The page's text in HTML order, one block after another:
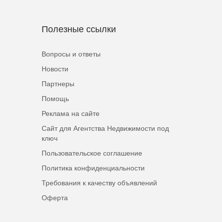
Полезные ссылки
Вопросы и ответы
Новости
Партнеры
Помощь
Реклама на сайте
Сайт для Агентства Недвижимости под
ключ
Пользовательское соглашение
Политика конфиденциальности
Требования к качеству объявлений
Оферта